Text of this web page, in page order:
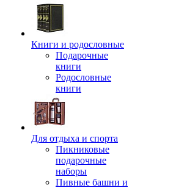
Книги и родословные
Подарочные
книги
Родословные
книги
Для отдыха и спорта
Пикниковые
подарочные
наборы
Пивные башни и